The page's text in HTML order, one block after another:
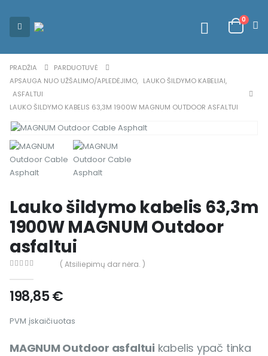
0
PRADŽIA
PARDUOTUVĖ
APSAUGA NUO UŽŠALIMO/APLEDĖJIMO, LAUKO ŠILDYMO KABELIAI,
ASFALTUI
LAUKO ŠILDYMO KABELIS 63,3M 1900W MAGNUM OUTDOOR ASFALTUI
Lauko šildymo kabelis 63,3m
1900W MAGNUM Outdoor
asfaltui
( Atsiliepimų dar nėra. )
198,85€
PVM įskaičiuotas
MAGNUM Outdoor asfaltui kabelis ypač tinka